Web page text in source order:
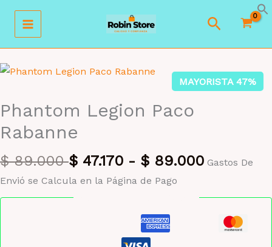
contenido
Buscar
MAYORISTA 47%
Phantom Legion Paco
Rabanne
$89.000 $ 47.170 - $ 89.000 Gastos De
Envió se Calcula en la Página de Pago